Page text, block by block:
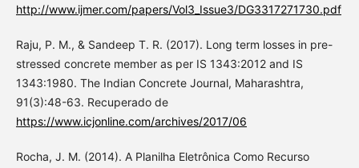
http://www.ijmer.com/papers/Vol3_Issue3/DG3317271730.pdf
Raju, P. M., & Sandeep T. R. (2017). Long term losses in pre-
stressed concrete member as per IS 1343:2012 and IS
1343:1980. The Indian Concrete Journal, Maharashtra,
91(3):48-63. Recuperado de
https://www.icjonline.com/archives/2017/06
Rocha, J. M. (2014). A Planilha Eletrônica Como Recurso